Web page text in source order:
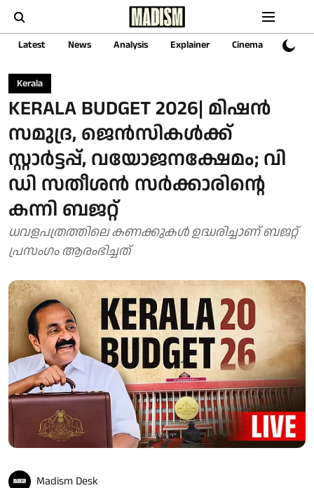
Latest News Analysis Explainer Cinema Sports
Kerala
KERALA BUDGET 2026| മിഷൻ
സമുദ്ര, ജെൻസികൾക്ക്
സ്റ്റാർട്ടപ്പ്, വയോജനക്ഷേമം; വി
ഡി സതീശൻ സർക്കാരിന്റെ
കന്നി ബജറ്റ്
ധവളപത്രത്തിലെ കണക്കുകൾ ഉദ്ധരിച്ചാണ് ബജറ്റ്
പ്രസംഗം ആരംഭിച്ചത്
Madism Desk